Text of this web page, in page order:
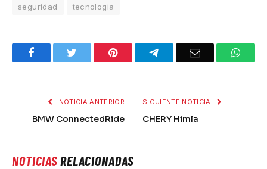
seguridad
tecnologia
Facebook Pinterest TelegramEmail
NOTICIA ANTERIOR
BMW ConnectedRide
SIGUIENTE NOTICIA
CHERY Himla
NOTICIASRELACIONADAS